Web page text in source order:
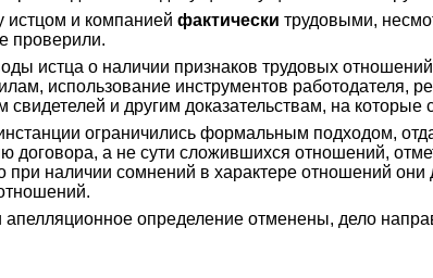
истцом и компаниейфактически трудовыми,
проверили.
истца о наличии признаков трудовых
использование инструментов работодателя,
свидетелей и другим доказательствам, на которые
ограничились формальным подходом,
договора, а не сути сложившихся отношений,
при наличии сомнений в характере отношений они
апелляционное определение отменены, дело